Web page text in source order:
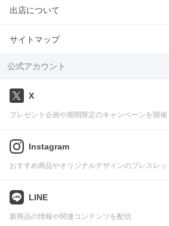
出店について
サイトマップ
公式アカウント
X
プレゼント企画や期間限定のキャンペーンを開催
Instagram
おすすめ商品やオリジナルデザインのブレスレッ
LINE
新商品の情報や関連コンテンツを配信